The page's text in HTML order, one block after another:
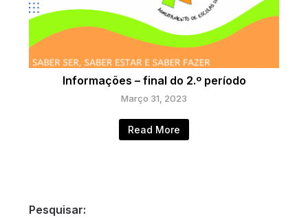
Informações – final do 2.º período
Março 31, 2023
Read More
Pesquisar: